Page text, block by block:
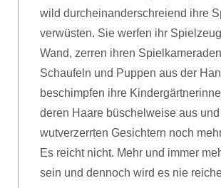
wild durcheinanderschreiend ihre
verwüsten. Sie werfen ihr
Wand, zerren ihren
Schaufeln und Puppen aus der
beschimpfen ihre
deren Haare büschelweise aus
wutverzerrten Gesichtern noch
Es reicht nicht. Mehr und immer
sein und dennoch wird es nie